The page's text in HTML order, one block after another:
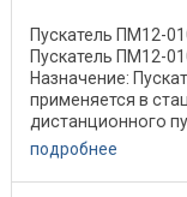
Пускатель ПМ12-
Пускатель ПМ12-
Назначение:
применяется в
дистанционного
к сети, ...
подробнее